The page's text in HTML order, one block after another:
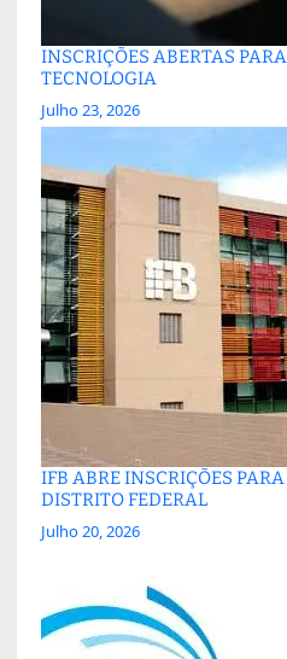
INSCRIÇÕES ABERTAS
TECNOLOGIA
Julho 23, 2026
IFB ABRE INSCRIÇÕES
DISTRITO FEDERAL
Julho 20, 2026